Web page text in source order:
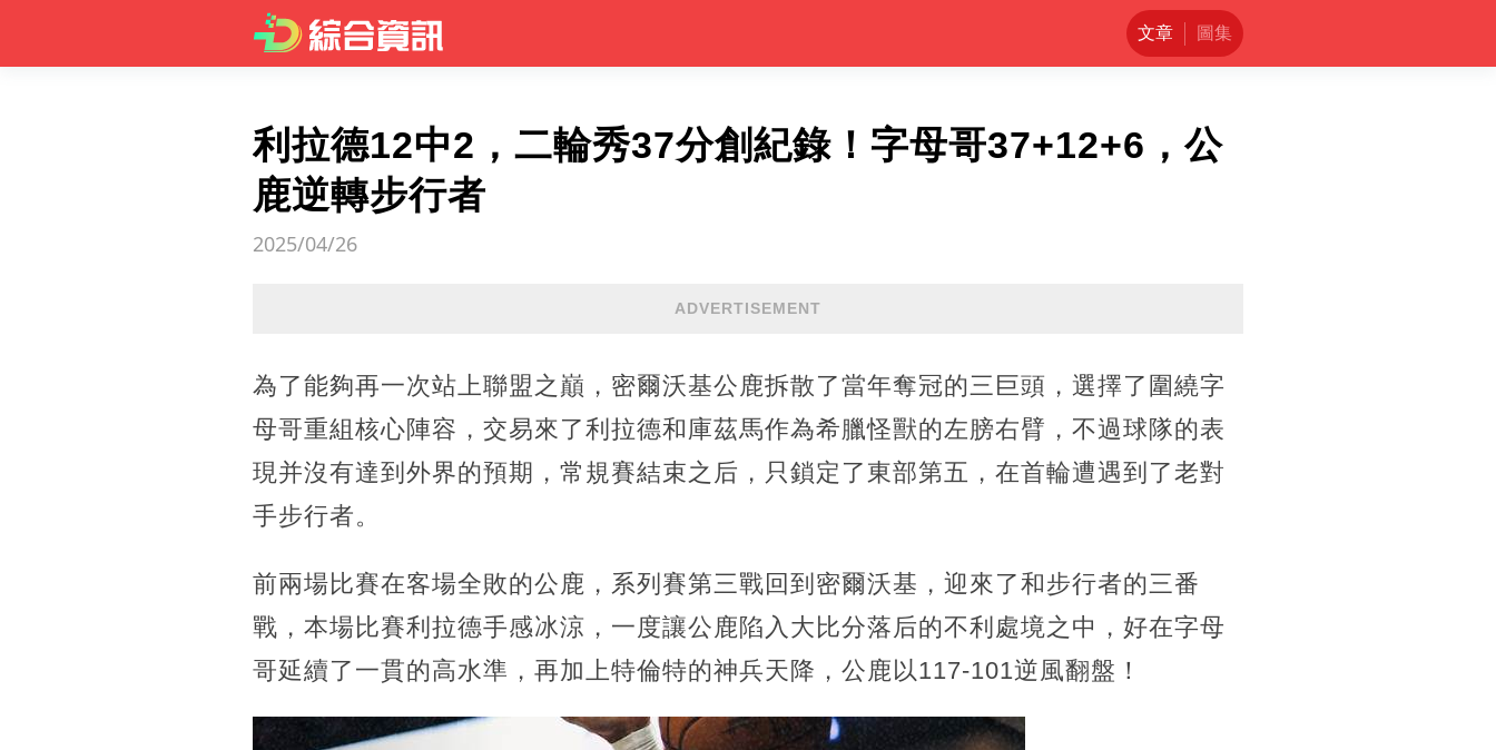
文章 圖集
利拉德12中2，二輪秀37分創紀錄！字母哥37+12+6，公
鹿逆轉步行者
2025/04/26
ADVERTISEMENT
為了能夠再一次站上聯盟之巔，密爾沃基公鹿拆散了當年奪冠的三巨頭，選擇了圍繞字
母哥重組核心陣容，交易來了利拉德和庫茲馬作為希臘怪獸的左膀右臂，不過球隊的表
現并沒有達到外界的預期，常規賽結束之后，只鎖定了東部第五，在首輪遭遇到了老對
手步行者。
前兩場比賽在客場全敗的公鹿，系列賽第三戰回到密爾沃基，迎來了和步行者的三番
戰，本場比賽利拉德手感冰涼，一度讓公鹿陷入大比分落后的不利處境之中，好在字母
哥延續了一貫的高水準，再加上特倫特的神兵天降，公鹿以117-101逆風翻盤！